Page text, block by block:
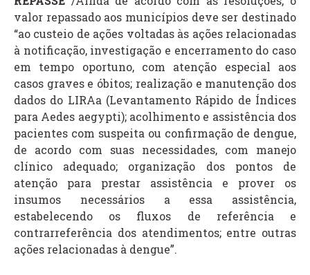
valor repassado aos municípios deve ser destinado
“ao custeio de ações voltadas às ações relacionadas
à notificação, investigação e encerramento do caso
em tempo oportuno, com atenção especial aos
casos graves e óbitos; realização e manutenção dos
dados do LIRAa (Levantamento Rápido de Índices
para Aedes aegypti); acolhimento e assistência dos
pacientes com suspeita ou confirmação de dengue,
de acordo com suas necessidades, com manejo
clínico adequado; organização dos pontos de
atenção para prestar assistência e prover os
insumos necessários a essa assistência,
estabelecendo os fluxos de referência e
contrarreferência dos atendimentos; entre outras
ações relacionadas à dengue”.